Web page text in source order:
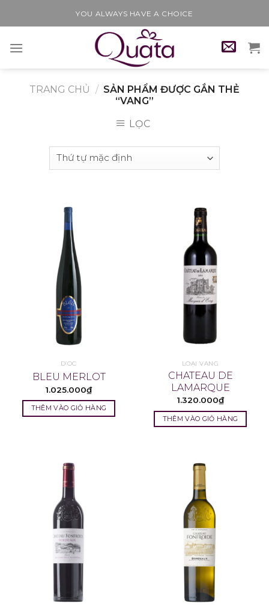
YOU ALWAYS HAVE A CHOICE
TRANG CHỦ / SẢN PHẨM ĐƯỢC GẮN THẺ
“VANG”
LỌC
D’OC
BLEU MERLOT
1.025.000₫
THÊM VÀO GIỎ HÀNG
LOẠI VANG
CHATEAU DE
LAMARQUE
1.320.000₫
THÊM VÀO GIỎ HÀNG